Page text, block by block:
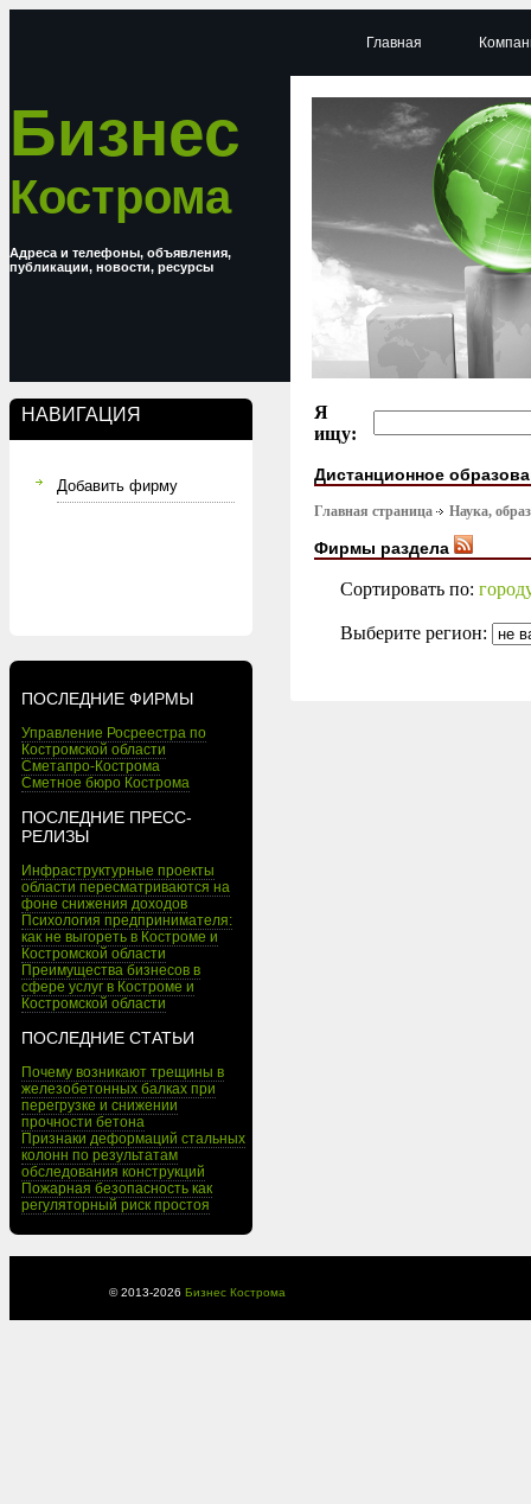
Бизнес
Кострома
Адреса и телефоны, объявления,
публикации, новости, ресурсы
НАВИГАЦИЯ
Добавить фирму
ПОСЛЕДНИЕ ФИРМЫ
Управление Росреестра по
Костромской области
Сметапро-Кострома
Сметное бюро Кострома
ПОСЛЕДНИЕ ПРЕСС-
РЕЛИЗЫ
Инфраструктурные проекты
области пересматриваются на
фоне снижения доходов
Психология предпринимателя:
как не выгореть в Костроме и
Костромской области
Преимущества бизнесов в
сфере услуг в Костроме и
Костромской области
ПОСЛЕДНИЕ СТАТЬИ
Почему возникают трещины в
железобетонных балках при
перегрузке и снижении
прочности бетона
Признаки деформаций стальных
колонн по результатам
обследования конструкций
Пожарная безопасность как
регуляторный риск простоя
Главная
Я
ищу:
Дистанционное
Главная страница Наука,
Фирмы раздела
Сортировать по:
Выберите регион:
© 2013-2026 Бизнес Кострома